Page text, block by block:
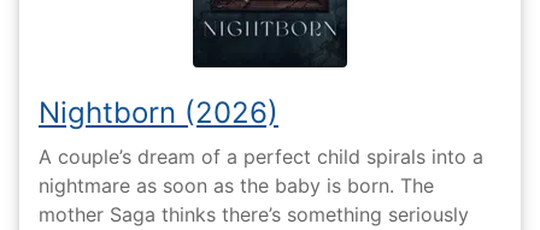
Nightborn (2026)
A couple’s dream of a perfect child spirals into a
nightmare as soon as the baby is born. The
mother Saga thinks there’s something seriously